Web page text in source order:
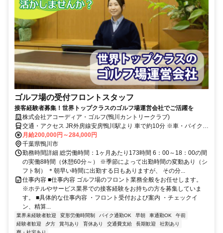
ゴルフ場の受付フロントスタッフ
接客経験者募集！世界トップクラスのゴルフ場運営会社でご活躍を
株式会社アコーディア・ゴルフ(鴨川カントリークラブ)
交通・アクセス JR外房線安房鴨川駅より 車で約10分 ※車・バイク通
勤OK
月給200,000円～284,000円
千葉県鴨川市
勤務時間詳細 総労働時間：1ヶ月あたり173時間 6：00～18：00の間
の実働8時間（休憩60分～） ※季節によって出勤時間の変動あり（シ
フト制） ＊朝早い時間に出勤する日もありますが、 その分...
仕事内容 ■仕事内容 ゴルフ場のフロント業務全般をお任せします。
※ホテルやサービス業界での接客経験をお持ちの方を募集していま
す。 ■具体的な仕事内容 ・フロント受付および案内 ・チェックイ
ン、精算...
業界未経験者歓迎 変形労働時間制 バイク通勤OK 早朝 車通勤OK
午前
経験者歓迎
夕方 賞与あり 育休あり 交通費支給 長期歓迎
社割あり